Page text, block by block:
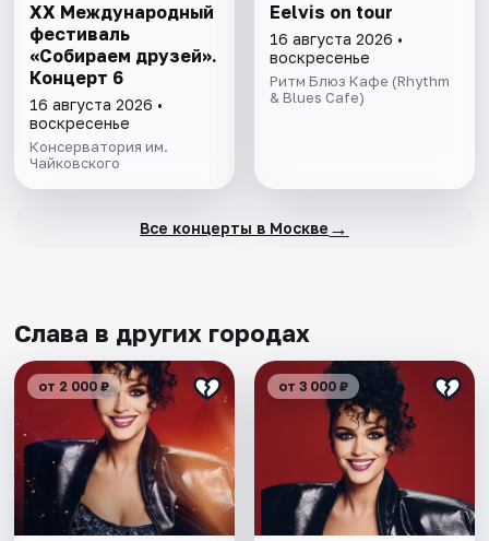
XX Международный
фестиваль
«Собираем друзей».
Концерт 6
16 августа 2026 •
воскресенье
Консерватория им.
Чайковского
Eelvis on tour
16 августа 2026 •
воскресенье
Ритм Блюз Кафе (Rhythm
& Blues Cafe)
Все концерты в Москве →
Слава в других городах
от 2 000 ₽ от 3 000 ₽